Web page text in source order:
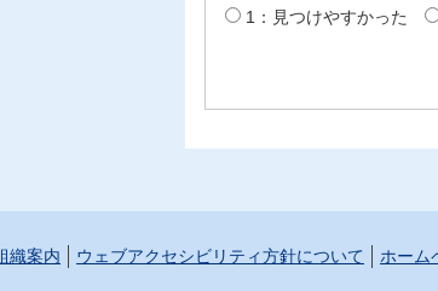
1：見つけやすかった
織案内 ウェブアクセシビリティ方針について ホーム